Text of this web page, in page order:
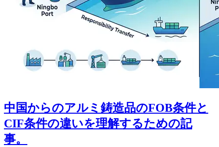
中国からのアルミ鋳造品のFOB条件と
CIF条件の違いを理解するための記
事。